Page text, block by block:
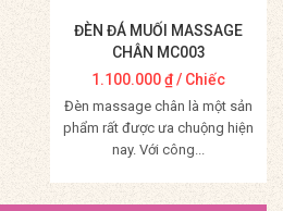
ĐÈN ĐÁ MUỐI MASSAGE
CHÂN MC003
1.100.000₫/ Chiếc
Đèn massage chân là một sản
phẩm rất được ưa chuộng hiện
nay. Với công...
Mua Hàng